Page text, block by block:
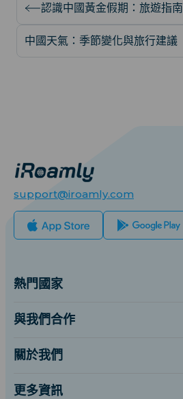
認識中國黃金假期：旅遊指南
中國天氣：季節變化與旅行建議
support@iroamly.com
熱門國家
英國
土耳其
泰國
義大利
與我們合作
推薦及賺取
聯盟計劃
關於我們
聯絡我們
更多資訊